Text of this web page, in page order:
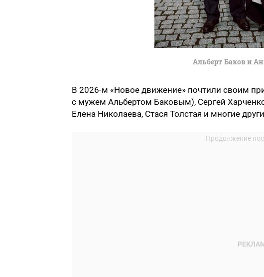
Альберт Баков и
В 2026-м «Новое движение» почтили своим
с мужем Альбертом Баковым), Сергей
Елена Николаева, Стася Толстая и многие